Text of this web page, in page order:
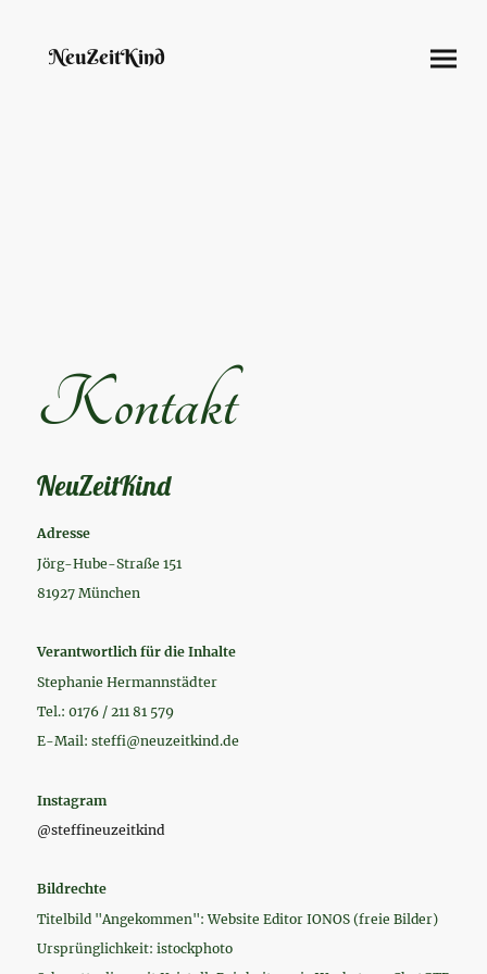
NeuZeitKind
Kontakt
NeuZeitKind
Adresse
Jörg-Hube-Straße 151
81927 München
Verantwortlich für die Inhalte
Stephanie Hermannstädter
Tel.: 0176 / 211 81 579
E-Mail: steffi@neuzeitkind.de
Instagram
@steffineuzeitkind
Bildrechte
Titelbild "Angekommen": Website Editor IONOS (freie Bilder)
Ursprünglichkeit: istockphoto